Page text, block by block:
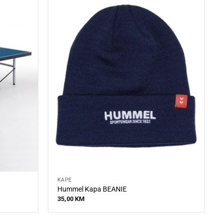
KAPE
Hummel Kapa BEANIE
35,00 KM